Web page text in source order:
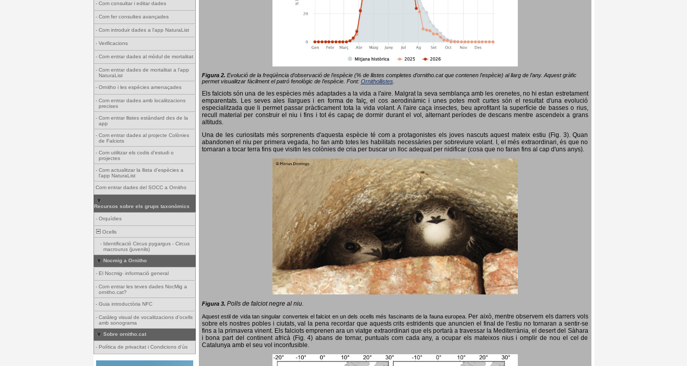
- Com consultar i editar dades
- Com fer consultes avançades
- Com introduir dades a l'app NaturaList
- Verificacions
- Com entrar dades al mòdul de mortalitat
- Com entrar dades de mortalitat a l'app
NaturaList
- Ornitho i les espècies amenaçades
- Com entrar dades amb localitzacions
precises
- Com entrar llistes estàndard des de la
app
- Com entrar dades al projecte Colònies
de Falciots
- Com utilitzar els codis d'estudi o
projectes
- Com actualitzar la llista d'espècies a
l'app NaturaList
Com entrar dades del SOCC a Ornitho
Recursos sobre els grups taxonòmics
- Orquídies
Ocells
- Identificació Circus pygargus - Circus
macrourus (juvenils)
Nocmig a Ornitho
- El Nocmig- informació general
- Com entrar les teves dades NocMig a
ornitho.cat?
- Guia introductòria NFC
- Catàleg visual de vocalitzacions d'ocells
amb sonograma
Sobre ornitho.cat
- Política de privacitat i Condicions d'ús
Figura 2. Evolució de la freqüència d’observació de l’espècie (% de llistes completes d’ornitho.cat que contenen l’espècie) al llarg de l’any. Aquest gràfic
permet visualitzar fàcilment el patró fenològic de l’espècie. Font: Ornithollistes.
Els falciots són una de les espècies més adaptades a la vida a l'aire. Malgrat la seva semblança amb les orenetes, no hi estan estretament
emparentats. Les seves ales llargues i en forma de falç, el cos aerodinàmic i unes potes molt curtes són el resultat d'una evolució
especialitzada que li permet passar pràcticament tota la vida volant. A l'aire caça insectes, beu aprofitant la superfície de basses o rius,
recull material per construir el niu i fins i tot és capaç de dormir durant el vol, alternant períodes de descans mentre ascendeix a grans
altituds.
Una de les curiositats més sorprenents d'aquesta espècie té com a protagonistes els joves nascuts aquest mateix estiu (Fig. 3). Quan
abandonen el niu per primera vegada, ho fan amb totes les habilitats necessàries per sobreviure volant. I, el més extraordinari, és que no
tornaran a tocar terra fins que visitin les colònies de cria per buscar un lloc adequat per nidificar (cosa que no faran fins al cap d'uns anys).
Figura 3. Polls de falciot negre al niu.
Aquest estil de vida tan singular converteix el falciot en un dels ocells més fascinants de la fauna europea. Per això, mentre observem els darrers vols
sobre els nostres pobles i ciutats, val la pena recordar que aquests crits estridents que anuncien el final de l'estiu no tornaran a sentir-se
fins a la primavera vinent. Els falciots emprenen ara un viatge extraordinari que els portarà a travessar la Mediterrània, el desert del Sàhara
i bona part del continent africà (Fig. 4) abans de tornar, puntuals com cada any, a ocupar els mateixos nius i omplir de nou el cel de
Catalunya amb el seu vol inconfusible.